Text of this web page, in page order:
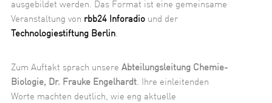
ausgebildet werden. Das Format ist eine gemeinsame
Veranstaltung von rbb24 Inforadio und der
Technologiestiftung Berlin.
Zum Auftakt sprach unsere Abteilungsleitung Chemie-
Biologie, Dr. Frauke Engelhardt. Ihre einleitenden
Worte machten deutlich, wie eng aktuelle